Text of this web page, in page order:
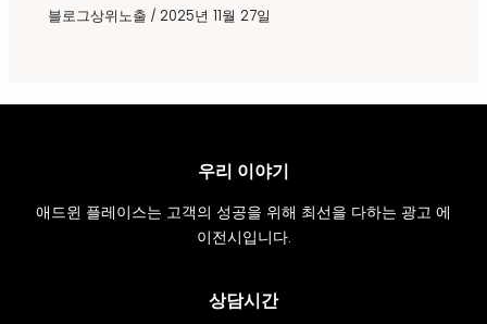
블로그상위노출 / 2025년 11월 27일
우리 이야기
애드윈 플레이스는 고객의 성공을 위해 최선을 다하는 광고 에
이전시입니다.
상담시간